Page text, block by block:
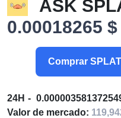
ASK
0.00018265 $
Comprar SPLAT
24H
Valor de mercado: